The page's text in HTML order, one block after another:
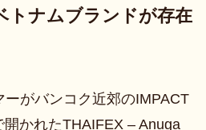
トナムブランドが存在
がバンコク近郊のIMPACT
かれたTHAIFEX – Anuga